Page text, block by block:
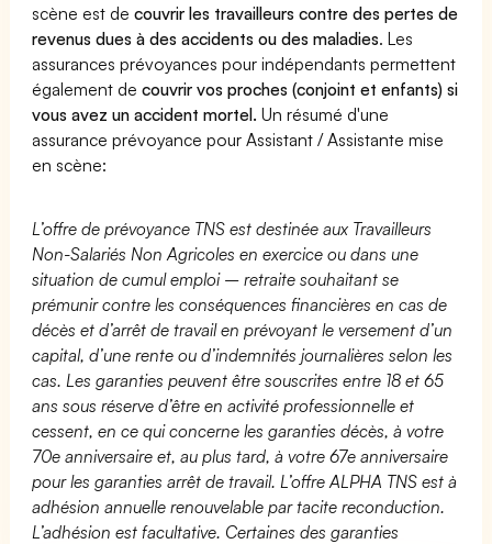
scène est decouvrir les travailleurs contre des pertes de
revenus dues à des accidents ou des maladies. Les
assurances prévoyances pour indépendants permettent
également decouvrir vos proches (conjoint et enfants) si
vous avez un accident mortel. Un résumé d'une
assurance prévoyance pour Assistant / Assistante mise
en scène:
L’offre de prévoyance TNS est destinée aux Travailleurs
Non-Salariés Non Agricoles en exercice ou dans une
situation de cumul emploi – retraite souhaitant se
prémunir contre les conséquences financières en cas de
décès et d’arrêt de travail en prévoyant le versement d’un
capital, d’une rente ou d’indemnités journalières selon les
cas. Les garanties peuvent être souscrites entre 18 et 65
ans sous réserve d’être en activité professionnelle et
cessent, en ce qui concerne les garanties décès, à votre
70e anniversaire et, au plus tard, à votre 67e anniversaire
pour les garanties arrêt de travail. L’offre ALPHA TNS est à
adhésion annuelle renouvelable par tacite reconduction.
L’adhésion est facultative. Certaines des garanties